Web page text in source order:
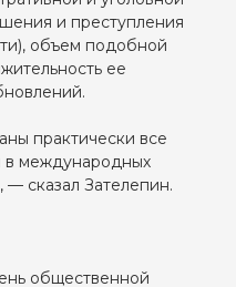
и преступления
объем подобной
ее
практически все
международных
— сказал Зателепин.
общественной